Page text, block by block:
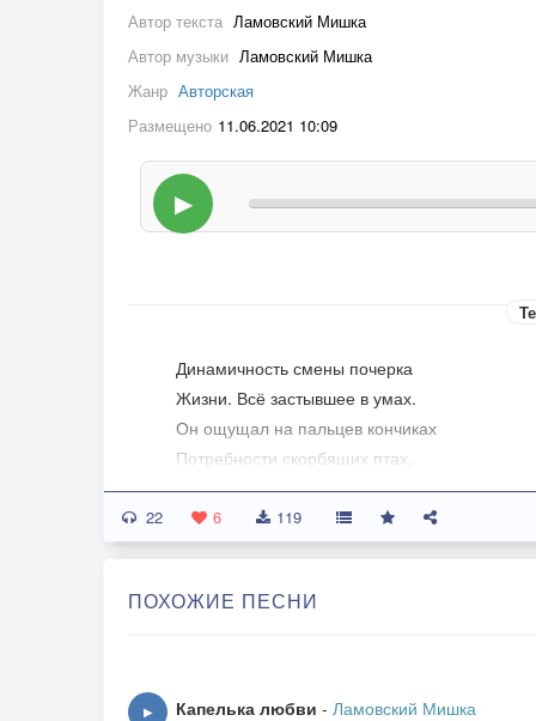
Автор текста Ламовский Мишка
Автор музыки Ламовский Мишка
Жанр Авторская
Размещено 11.06.2021 10:09
▶
Динамичность смены почерка
Жизни. Всё застывшее в умах.
Он ощущал на пальцев кончиках
Потребности скорбящих птах,
Хозяев, запертых в домах.
Декларация прекрасного
Он делал проблемы ясными
22 6 119
ПОХОЖИЕ ПЕСНИ
▶ Капелька любви - Ламовский Мишка